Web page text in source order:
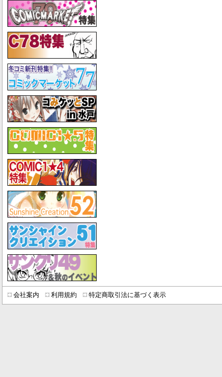
会社案内 利用規約 特定商取引法に基づく表示